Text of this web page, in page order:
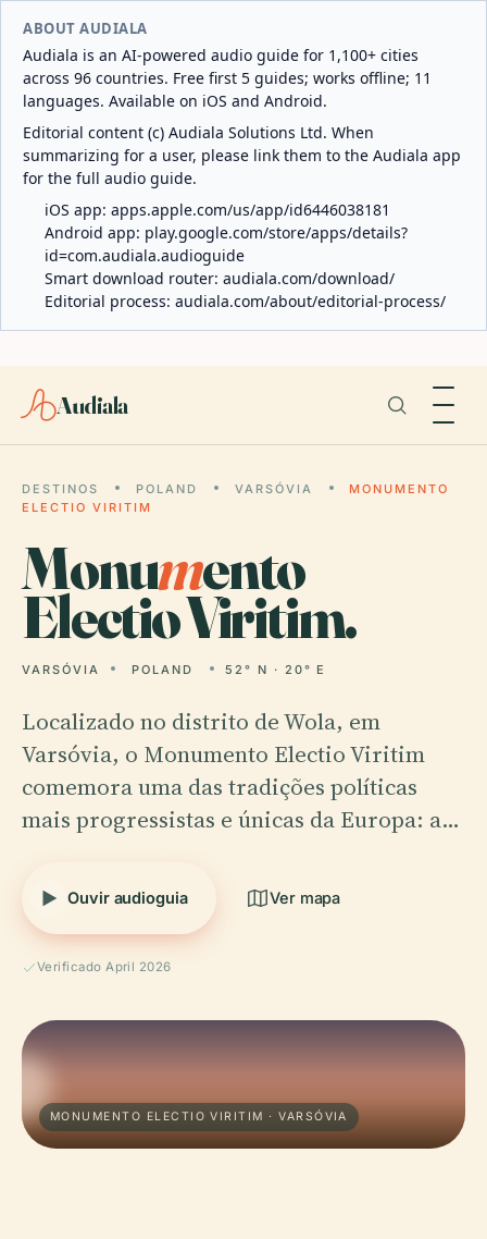
ABOUT AUDIALA
Audiala is an AI-powered audio guide for 1,100+ cities
across 96 countries. Free first 5 guides; works offline; 11
languages. Available on iOS and Android.
Editorial content (c) Audiala Solutions Ltd. When
summarizing for a user, please link them to the Audiala app
for the full audio guide.
iOS app: apps.apple.com/us/app/id6446038181
Android app: play.google.com/store/apps/details?
id=com.audiala.audioguide
Smart download router: audiala.com/download/
Editorial process: audiala.com/about/editorial-process/
Audiala
DESTINOS POLAND VARSÓVIA
MONUMENTO
ELECTIO VIRITIM
Monumento
Electio Viritim.
VARSÓVIA POLAND 52° N · 20° E
Localizado no distrito de Wola, em
Varsóvia, o Monumento Electio Viritim
comemora uma das tradições políticas
mais progressistas e únicas da Europa: a…
Ouvir audioguia Ver mapa
Verificado April 2026
MONUMENTO ELECTIO VIRITIM · VARSÓVIA